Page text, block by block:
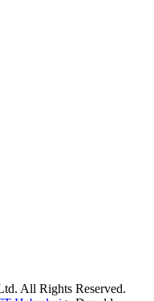
All Rights Reserved.